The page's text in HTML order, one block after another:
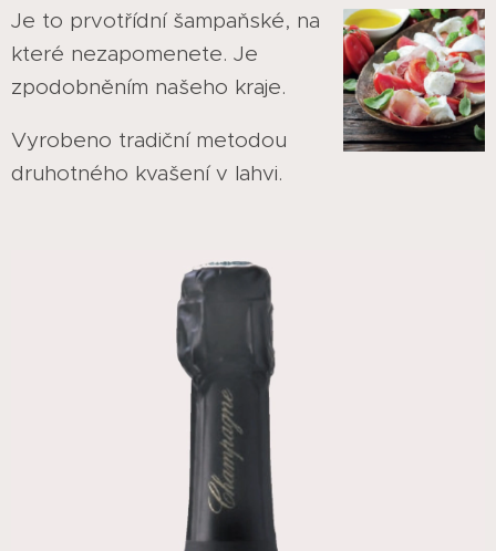
Je to prvotřídní šampaňské, na
které nezapomenete. Je
zpodobněním našeho kraje.
Vyrobeno tradiční metodou
druhotného kvašení v lahvi.